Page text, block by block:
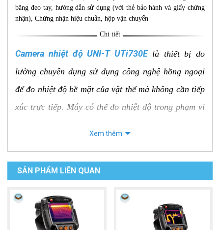
băng đeo tay, hướng dẫn sử dụng (với thẻ bảo hành và giấy chứng
nhận), Chứng nhận hiệu chuẩn, hộp vận chuyển
Chi tiết
Camera nhiệt độ UNI-T UTi730E là thiết bị đo
lường chuyên dụng sử dụng công nghệ hồng ngoại
để đo nhiệt độ bề mặt của vật thể mà không cần tiếp
xúc trực tiếp. Máy có thể đo nhiệt độ trong phạm vi
thị rõ ràng hình ảnh nhiệt và giá trị nhiệt độ, đèn
pin, chức năng ghi hình ảnh và video, chức năng
phân tích dữ liệu. Máy có thiết kế nhỏ gọn, trọng
lượng nhẹ, dễ dàng mang theo và sử dụng.
Xem thêm
SẢN PHẨM LIÊN QUAN